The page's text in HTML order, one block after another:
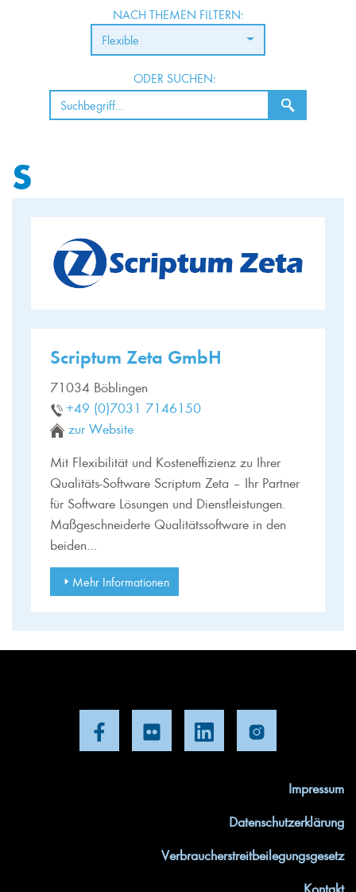
NACH THEMEN FILTERN:
Flexible
ODER SUCHEN:
S
Scriptum Zeta GmbH
Mit Flexibilität und Kosteneffizienz zu Ihrer
Qualitäts-Software Scriptum Zeta – Ihr Partner
für Software Lösungen und Dienstleistungen.
Maßgeschneiderte Qualitätssoftware in den
beiden…
Mehr Informationen
71034 Böblingen
+49 (0)7031 7146150
zur Website
Impressum
Datenschutzerklärung
Verbraucherstreitbeilegungsgesetz
Kontakt